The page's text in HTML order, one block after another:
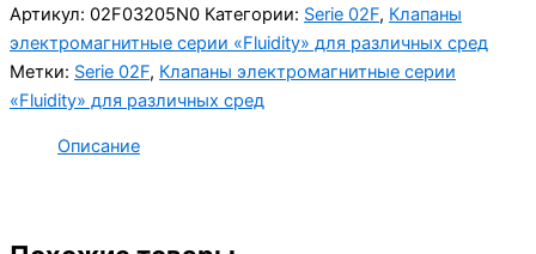
Aignep
02F03205N0
Артикул: 02F03205N0 Категории: Serie 02F, Клапаны
электромагнитные серии «Fluidity» для различных сред
Метки: Serie 02F, Клапаны электромагнитные серии
«Fluidity» для различных сред
Описание